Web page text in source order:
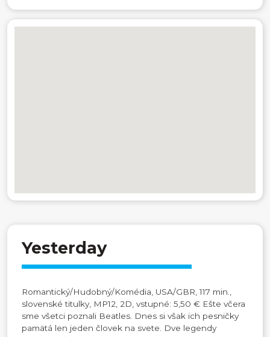
Yesterday
Romantický/Hudobný/Komédia, USA/GBR, 117 min.,
slovenské titulky, MP12, 2D, vstupné: 5,50 € Ešte včera
sme všetci poznali Beatles. Dnes si však ich pesničky
pamätá len jeden človek na svete. Dve legendy